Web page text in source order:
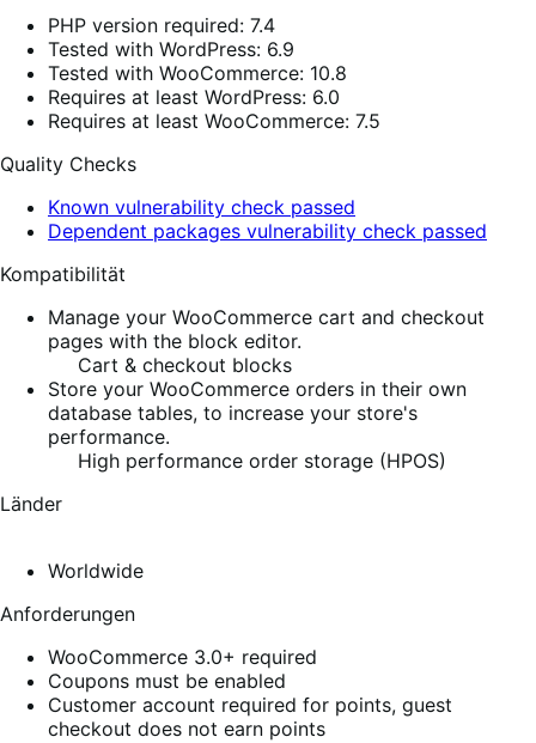
PHP version required: 7.4
Tested with WordPress: 6.9
Tested with WooCommerce: 10.8
Requires at least WordPress: 6.0
Requires at least WooCommerce: 7.5
Quality Checks
Known vulnerability check passed
Dependent packages vulnerability check passed
Kompatibilität
Manage your WooCommerce cart and checkout
pages with the block editor.
Cart & checkout blocks
Store your WooCommerce orders in their own
database tables, to increase your store's
performance.
High performance order storage (HPOS)
Länder
Worldwide
Anforderungen
WooCommerce 3.0+ required
Coupons must be enabled
Customer account required for points, guest
checkout does not earn points